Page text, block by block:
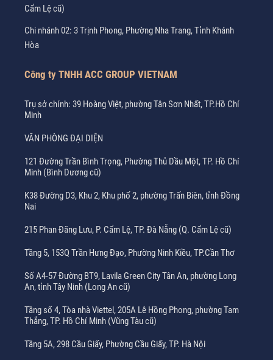
Cẩm Lệ cũ)
Chi nhánh 02: 3 Trịnh Phong, Phường Nha Trang, Tỉnh Khánh
Hòa
Công ty TNHH ACC GROUP VIETNAM
Trụ sở chính: 39 Hoàng Việt, phường Tân Sơn Nhất, TP.Hồ Chí
Minh
VĂN PHÒNG ĐẠI DIỆN
121 Đường Trần Bình Trọng, Phường Thủ Dầu Một, TP. Hồ Chí
Minh (Bình Dương cũ)
K38 Đường D3, Khu 2, Khu phố 2, phường Trấn Biên, tỉnh Đồng
Nai
215 Phan Đăng Lưu, P. Cẩm Lệ, TP. Đà Nẵng (Q. Cẩm Lệ cũ)
Tầng 5, 153Q Trần Hưng Đạo, Phường Ninh Kiều, TP.Cần Thơ
Số A4-57 Đường BT9, Lavila Green City Tân An, phường Long
An, tỉnh Tây Ninh (Long An cũ)
Tầng số 4, Tòa nhà Viettel, 205A Lê Hồng Phong, phường Tam
Thắng, TP. Hồ Chí Minh (Vũng Tàu cũ)
Tầng 5A, 298 Cầu Giấy, Phường Cầu Giấy, TP. Hà Nội